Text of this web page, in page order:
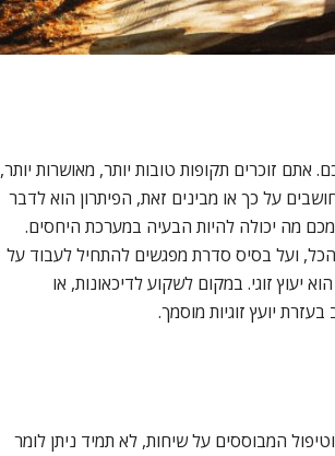
זוכרים תקופות טובות יותר, מאושרות יותר,
על כך או מבינים זאת, הפיתרון הוא לדבר
מה יכולה להיות הבעיה במערכת היחסים.
הכל, ועל בסיס סדרת מפגשים להתחיל לעבוד על
יעוץ זוגי. במקום לשקוע לדיכאונות, או
יועץ זוגיות מוסמך.
המבוססים על שיחות, לא תמיד ניתן לומר